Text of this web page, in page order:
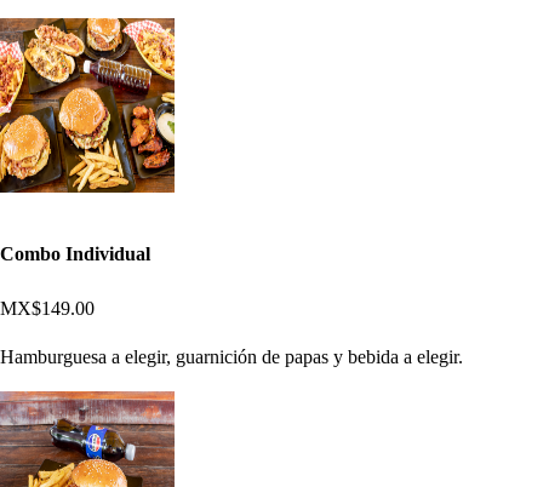
Combo Individual
MX$149.00
Hamburguesa a elegir, guarnición de papas y bebida a elegir.